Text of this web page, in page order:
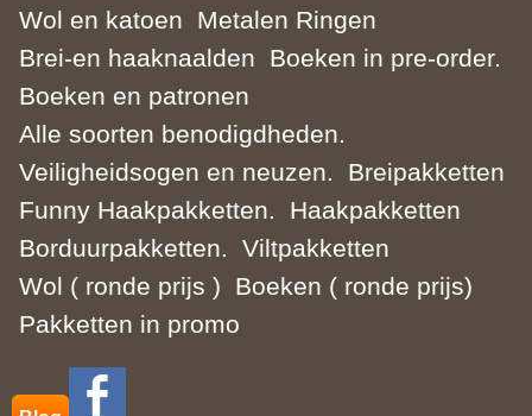
Wol en katoen
Metalen Ringen
Brei-en haaknaalden
Boeken in pre-order.
Boeken en patronen
Alle soorten benodigdheden.
Veiligheidsogen en neuzen.
Breipakketten
Funny Haakpakketten.
Haakpakketten
Borduurpakketten.
Viltpakketten
Wol ( ronde prijs )
Boeken ( ronde prijs)
Pakketten in promo